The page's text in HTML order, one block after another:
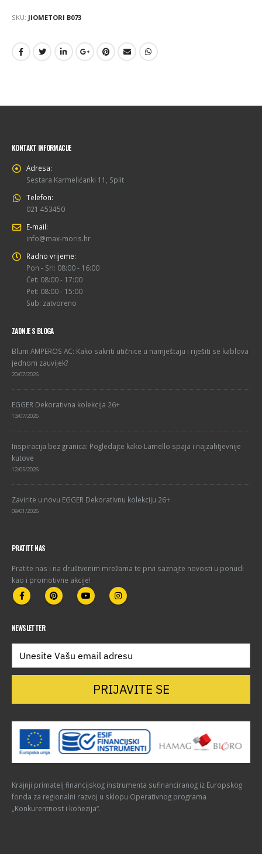
SKU: JIOMETORI B073
KONTAKT INFORMACIJE
Adresa:
Sestara Karmelićanki 11, Split
Telefon:
021 453450
E-mail:
info@max-moris.hr
Radno vrijeme:
Pon - Sri: 08:00 - 16:00
Čet: 08:00 - 17:00
Pet: 08:00 - 15:00
Sub: zatvoreno
ZADNJE S BLOGA
Blum AMPEROS AC: Kako sakriti utičnice u namještaju i riješiti se kablova
jednom zauvijek?
20/07/2026
EGGER Dekorativna kolekcija 26+
13/07/2026
Inspiracija bez granica: Pogledajte kako Lamello spaja i najzahtjevnije
kutove
12/05/2026
Zavirite u novu EGGER Dekorativnu kolekciju 26+
09/01/2026
PRATITE NAS
Pratite nas i na društvenim mrežama te prvi saznajte novosti u ponudi
kao i promotivne akcije!
NEWSLETTER
PRIJAVITE SE
Krajnji primatelj financijskog instrumenta sufinanciranog iz Europskog
fonda za regionalni razvoj u sklopu Operativnog programa
„Konkurentnost i kohezija“.